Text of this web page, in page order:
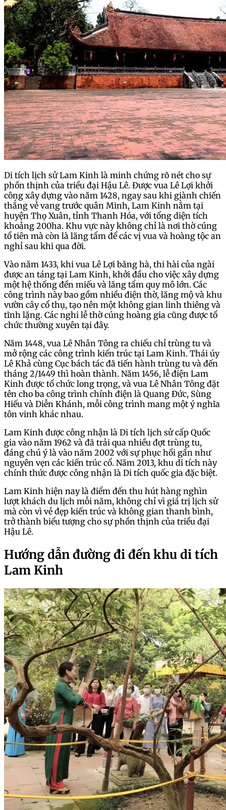
Di tích lịch sử Lam Kinh là minh chứng rõ nét cho sự
phồn thịnh của triều đại Hậu Lê. Được vua Lê Lợi khởi
công xây dựng vào năm 1428, ngay sau khi giành chiến
thắng vẻ vang trước quân Minh, Lam Kinh nằm tại
huyện Thọ Xuân, tỉnh Thanh Hóa, với tổng diện tích
khoảng 200ha. Khu vực này không chỉ là nơi thờ cúng
tổ tiên mà còn là lăng tẩm để các vị vua và hoàng tộc an
nghỉ sau khi qua đời.
Vào năm 1433, khi vua Lê Lợi băng hà, thi hài của ngài
được an táng tại Lam Kinh, khởi đầu cho việc xây dựng
một hệ thống đền miếu và lăng tẩm quy mô lớn. Các
công trình này bao gồm nhiều điện thờ, lăng mộ và khu
vườn cây cổ thụ, tạo nên một không gian linh thiêng và
tĩnh lặng. Các nghi lễ thờ cúng hoàng gia cũng được tổ
chức thường xuyên tại đây.
Năm 1448, vua Lê Nhân Tông ra chiếu chỉ trùng tu và
mở rộng các công trình kiến trúc tại Lam Kinh. Thái úy
Lê Khả cùng Cục bách tác đã tiến hành trùng tu và đến
tháng 2/1449 thì hoàn thành. Năm 1456, lễ điện Lam
Kinh được tổ chức long trọng, và vua Lê Nhân Tông đặt
tên cho ba công trình chính điện là Quang Đức, Sùng
Hiếu và Diễn Khánh, mỗi công trình mang một ý nghĩa
tôn vinh khác nhau.
Lam Kinh được công nhận là Di tích lịch sử cấp Quốc
gia vào năm 1962 và đã trải qua nhiều đợt trùng tu,
đáng chú ý là vào năm 2002 với sự phục hồi gần như
nguyên vẹn các kiến trúc cổ. Năm 2013, khu di tích này
chính thức được công nhận là Di tích quốc gia đặc biệt.
Lam Kinh hiện nay là điểm đến thu hút hàng nghìn
lượt khách du lịch mỗi năm, không chỉ vì giá trị lịch sử
mà còn vì vẻ đẹp kiến trúc và không gian thanh bình,
trở thành biểu tượng cho sự phồn thịnh của triều đại
Hậu Lê.
Hướng dẫn đường đi đến khu di tích
Lam Kinh